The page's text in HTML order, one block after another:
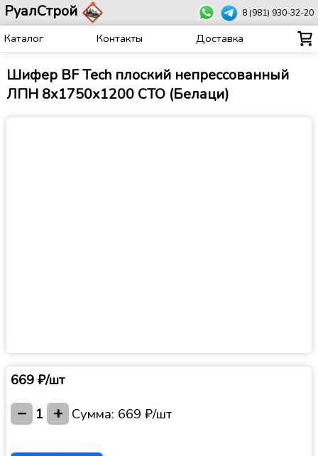
РуалСтрой 8 (981) 930-32-20
Каталог Контакты Доставка
Шифер BF Tech плоский непрессованный
ЛПН 8х1750х1200 СТО (Белаци)
669 ₽/шт
− 1 + Сумма: 669 ₽/шт